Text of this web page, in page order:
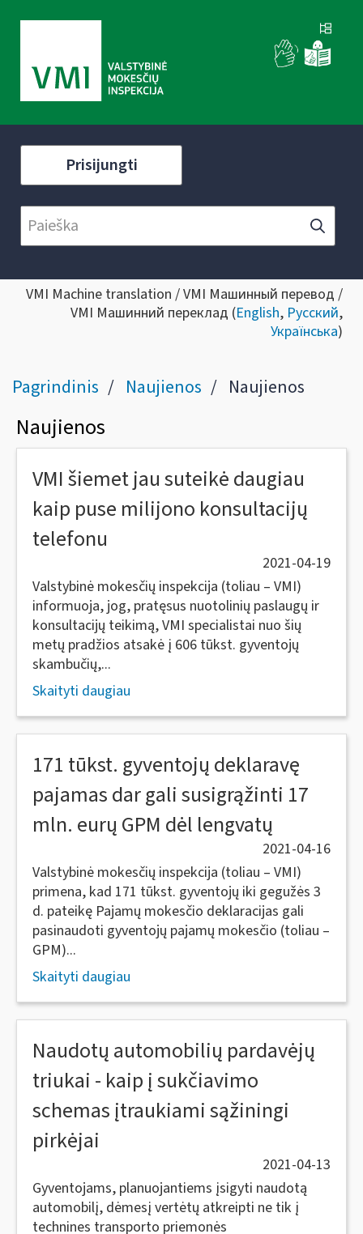
Prisijungti
VMI Machine translation / VMI Машинный перевод /
VMI Машинний переклад (English, Русский,
Українська)
Pagrindinis Naujienos Naujienos
Naujienos
VMI šiemet jau suteikė daugiau
kaip puse milijono konsultacijų
telefonu
2021-04-19
Valstybinė mokesčių inspekcija (toliau – VMI)
informuoja, jog, pratęsus nuotolinių paslaugų ir
konsultacijų teikimą, VMI specialistai nuo šių
metų pradžios atsakė į 606 tūkst. gyventojų
skambučių,...
Skaityti daugiau
171 tūkst. gyventojų deklaravę
pajamas dar gali susigrąžinti 17
mln. eurų GPM dėl lengvatų
2021-04-16
Valstybinė mokesčių inspekcija (toliau – VMI)
primena, kad 171 tūkst. gyventojų iki gegužės 3
d. pateikę Pajamų mokesčio deklaracijas gali
pasinaudoti gyventojų pajamų mokesčio (toliau –
GPM)...
Skaityti daugiau
Naudotų automobilių pardavėjų
triukai - kaip į sukčiavimo
schemas įtraukiami sąžiningi
pirkėjai
2021-04-13
Gyventojams, planuojantiems įsigyti naudotą
automobilį, dėmesį vertėtų atkreipti ne tik į
technines transporto priemonės